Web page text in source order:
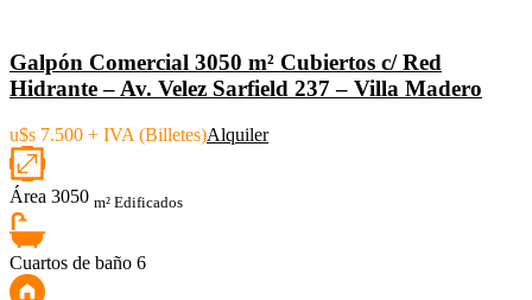
Galpón Comercial 3050 m² Cubiertos c/ Red
Hidrante – Av. Velez Sarfield 237 – Villa Madero
u$s 7.500 + IVA (Billetes)Alquiler
Área 3050 m² Edificados
Cuartos de baño 6